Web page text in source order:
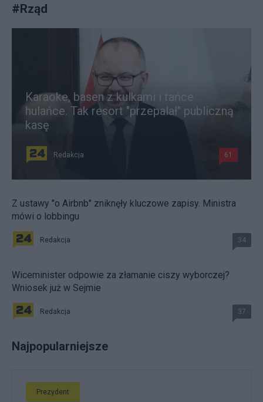
#Rząd
Karaoke, basen z kulkami i tańce
hulańce. Tak resort "przepalał" publiczną
kasę
Redakcja 61
Z ustawy "o Airbnb" zniknęły kluczowe zapisy. Ministra
mówi o lobbingu
Redakcja 34
Wiceminister odpowie za złamanie ciszy wyborczej?
Wniosek już w Sejmie
Redakcja 37
Najpopularniejsze
Prezydent